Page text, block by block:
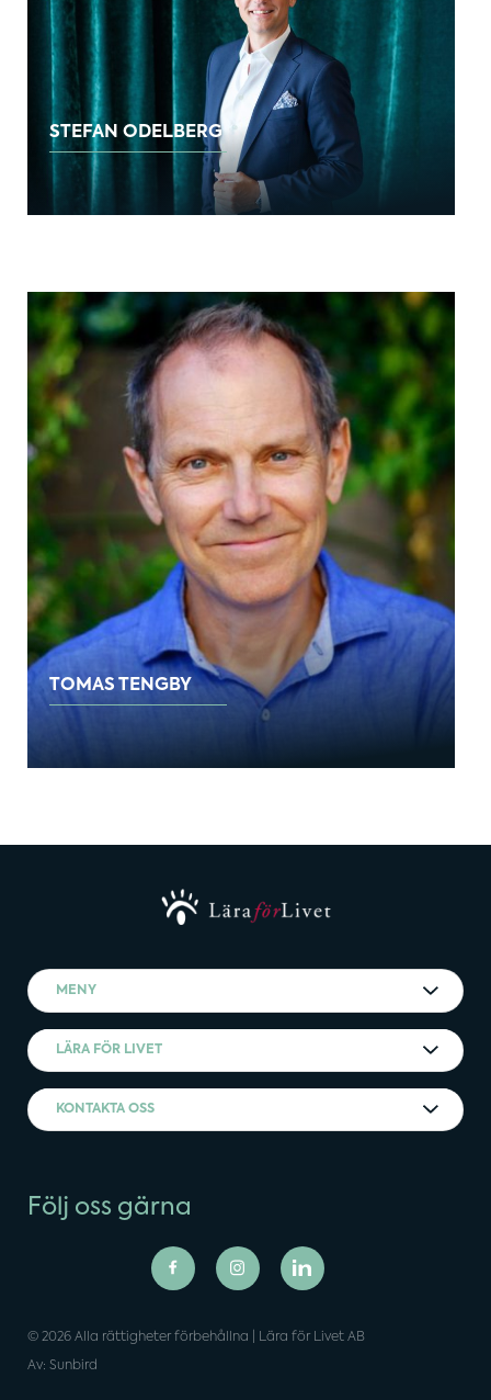
STEFAN ODELBERG
TOMAS TENGBY
MENY
LÄRA FÖR LIVET
KONTAKTA OSS
Följ oss gärna
© 2026 Alla rättigheter förbehållna | Lära för Livet AB
Av: Sunbird